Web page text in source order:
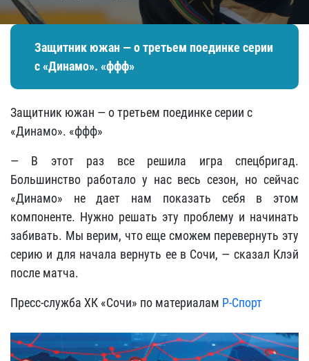
Защитник южан — о третьем поединке серии
с «Динамо». «ффф»
Защитник южан — о третьем поединке серии с
«Динамо». «ффф»
— В этот раз все решила игра спецбригад.
Большинство работало у нас весь сезон, но сейчас
«Динамо» не дает нам показать себя в этом
компоненте. Нужно решать эту проблему и начинать
забивать. Мы верим, что еще сможем перевернуть эту
серию и для начала вернуть ее в Сочи, — сказал Клэй
после матча.
Пресс-служба ХК «Сочи» по материалам Р-Спорт